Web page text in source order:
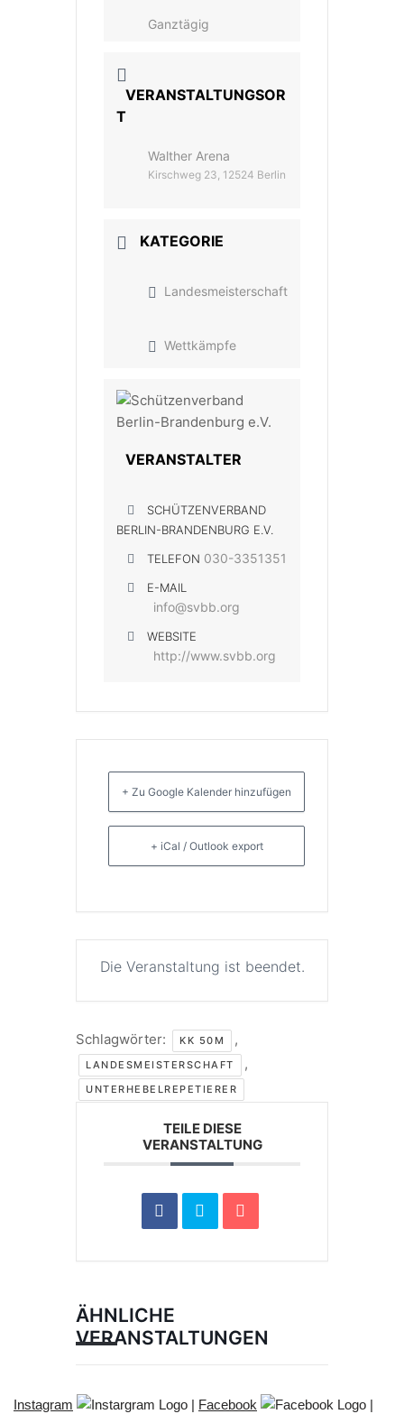
Ganztägig
VERANSTALTUNGSOR
T
Walther Arena
Kirschweg 23, 12524 Berlin
KATEGORIE
Landesmeisterschaft
Wettkämpfe
VERANSTALTER
SCHÜTZENVERBAND
BERLIN-BRANDENBURG E.V.
TELEFON 030-3351351
E-MAIL
info@svbb.org
WEBSITE
http://www.svbb.org
+ Zu Google Kalender hinzufügen
+ iCal / Outlook export
Die Veranstaltung ist beendet.
Schlagwörter: KK 50M ,
LANDESMEISTERSCHAFT ,
UNTERHEBELREPETIERER
TEILE DIESE
VERANSTALTUNG
ÄHNLICHE
VERANSTALTUNGEN
Instagram | Facebook |